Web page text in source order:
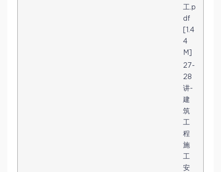
工.p
df
[1.4
4
M]
27-
28
讲-
建
筑
工
程
施
工
安